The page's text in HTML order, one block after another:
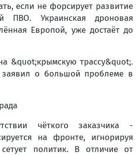
если не форсирует развитие
ПВО. Украинская дроновая
Европой, уже достаёт до
чёткого заказчика -
на фронте, игнорируя
политик. В отличие от